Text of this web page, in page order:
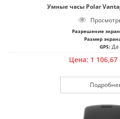
Умные часы Polar
Разрешение
Размер
GPS: Да
Цена: 1 106,67